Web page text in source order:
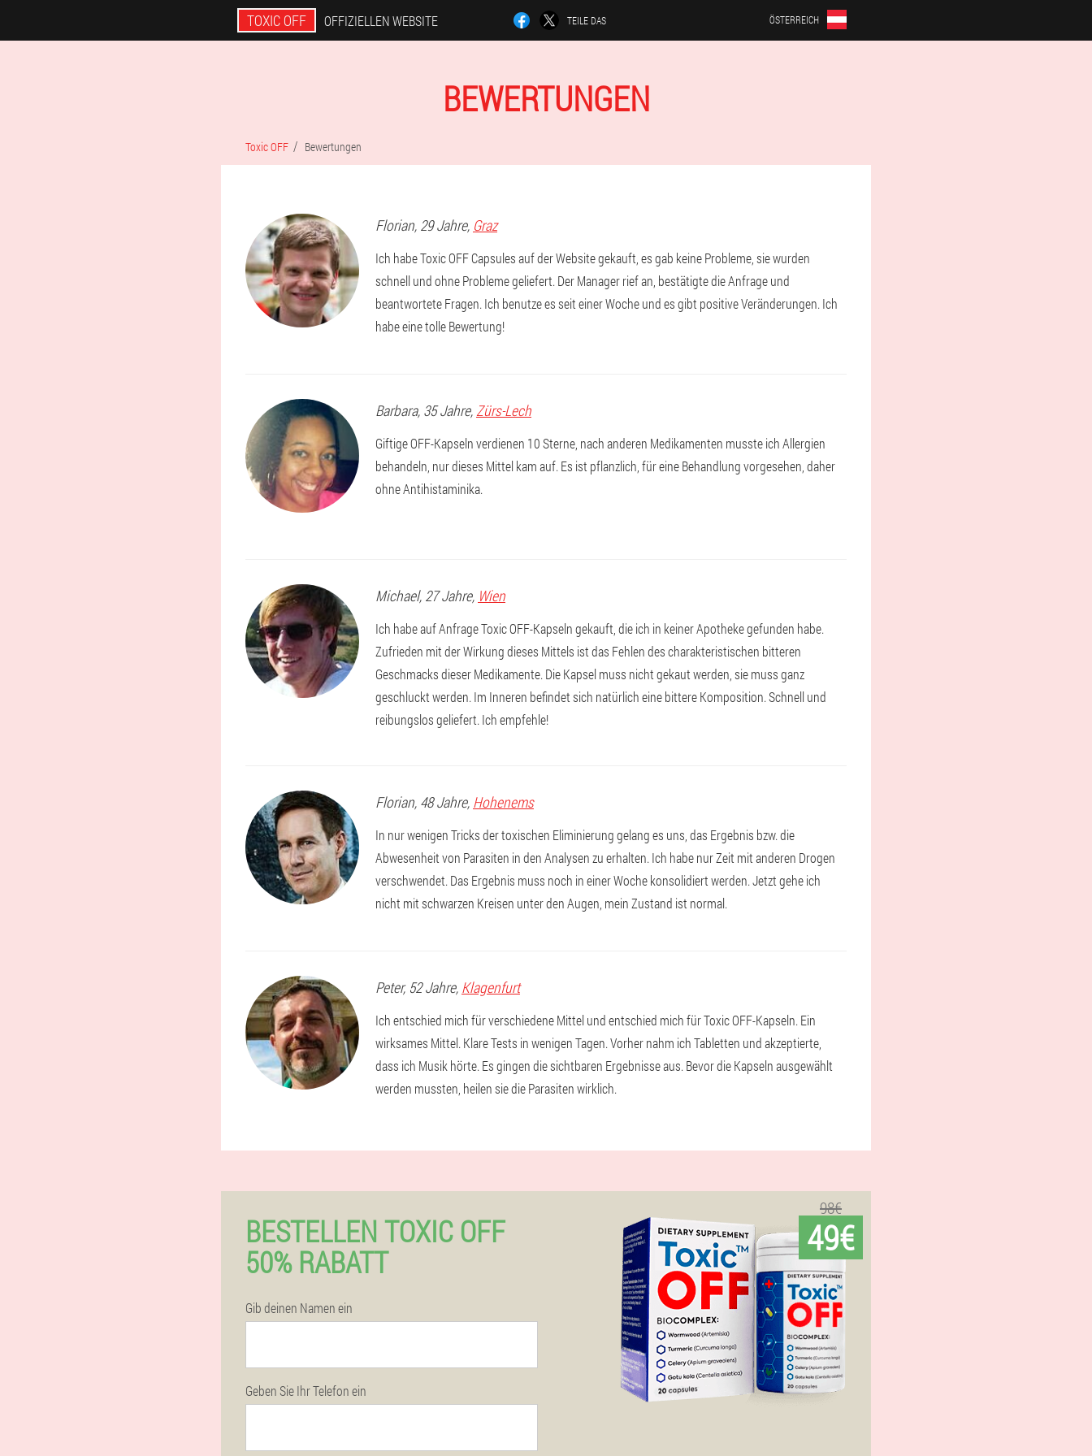
TOXIC OFF OFFIZIELLEN WEBSITE TEILE DAS ÖSTERREICH
BEWERTUNGEN
Toxic OFF Bewertungen
Florian, 29 Jahre, Graz
Ich habe Toxic OFF Capsules auf der Website gekauft, es gab keine Probleme, sie wurden
schnell und ohne Probleme geliefert. Der Manager rief an, bestätigte die Anfrage und
beantwortete Fragen. Ich benutze es seit einer Woche und es gibt positive Veränderungen. Ich
habe eine tolle Bewertung!
Barbara, 35 Jahre,Zürs-Lech
Giftige OFF-Kapseln verdienen 10 Sterne, nach anderen Medikamenten musste ich Allergien
behandeln, nur dieses Mittel kam auf. Es ist pflanzlich, für eine Behandlung vorgesehen, daher
ohne Antihistaminika.
Michael, 27 Jahre, Wien
Ich habe auf Anfrage Toxic OFF-Kapseln gekauft, die ich in keiner Apotheke gefunden habe.
Zufrieden mit der Wirkung dieses Mittels ist das Fehlen des charakteristischen bitteren
Geschmacks dieser Medikamente. Die Kapsel muss nicht gekaut werden, sie muss ganz
geschluckt werden. Im Inneren befindet sich natürlich eine bittere Komposition. Schnell und
reibungslos geliefert. Ich empfehle!
Florian, 48 Jahre, Hohenems
In nur wenigen Tricks der toxischen Eliminierung gelang es uns, das Ergebnis bzw. die
Abwesenheit von Parasiten in den Analysen zu erhalten. Ich habe nur Zeit mit anderen Drogen
verschwendet. Das Ergebnis muss noch in einer Woche konsolidiert werden. Jetzt gehe ich
nicht mit schwarzen Kreisen unter den Augen, mein Zustand ist normal.
Peter, 52 Jahre, Klagenfurt
Ich entschied mich für verschiedene Mittel und entschied mich für Toxic OFF-Kapseln. Ein
wirksames Mittel. Klare Tests in wenigen Tagen. Vorher nahm ich Tabletten und akzeptierte,
dass ich Musik hörte. Es gingen die sichtbaren Ergebnisse aus. Bevor die Kapseln ausgewählt
werden mussten, heilen sie die Parasiten wirklich.
BESTELLEN TOXIC OFF
50% RABATT
Gib deinen Namen ein
Geben Sie Ihr Telefon ein
98€
49€